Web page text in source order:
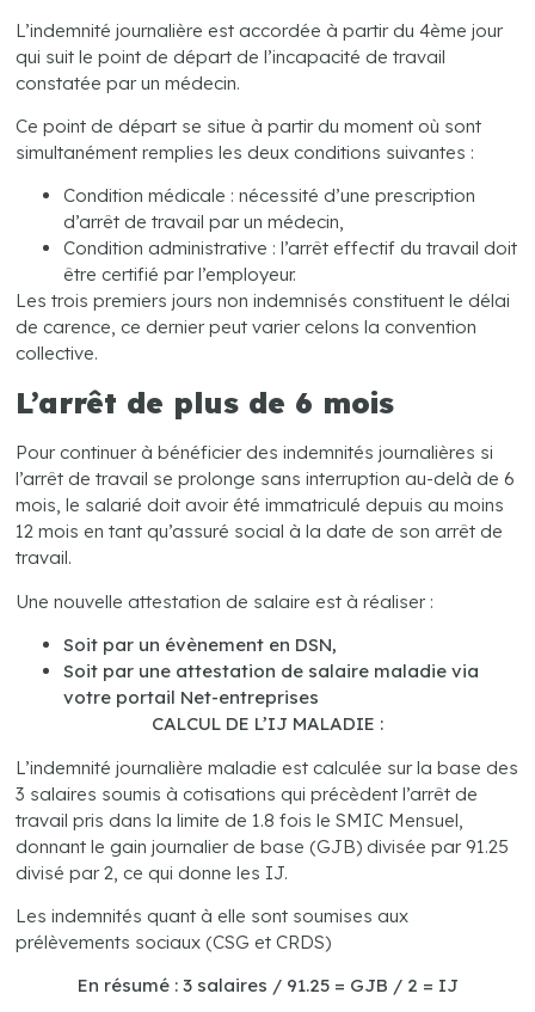
L’indemnité journalière est accordée à partir du 4ème jour
qui suit le point de départ de l’incapacité de travail
constatée par un médecin.
Ce point de départ se situe à partir du moment où sont
simultanément remplies les deux conditions suivantes :
Condition médicale : nécessité d’une prescription
d’arrêt de travail par un médecin,
Condition administrative : l’arrêt effectif du travail doit
être certifié par l’employeur.
Les trois premiers jours non indemnisés constituent le délai
de carence, ce dernier peut varier celons la convention
collective.
L’arrêt de plus de 6 mois
Pour continuer à bénéficier des indemnités journalières si
l’arrêt de travail se prolonge sans interruption au-delà de 6
mois, le salarié doit avoir été immatriculé depuis au moins
12 mois en tant qu’assuré social à la date de son arrêt de
travail.
Une nouvelle attestation de salaire est à réaliser :
Soit par un évènement en DSN,
Soit par une attestation de salaire maladie via
votre portail Net-entreprises
CALCUL DE L’IJ MALADIE :
L’indemnité journalière maladie est calculée sur la base des
3 salaires soumis à cotisations qui précèdent l’arrêt de
travail pris dans la limite de 1.8 fois le SMIC Mensuel,
donnant le gain journalier de base (GJB) divisée par 91.25
divisé par 2, ce qui donne les IJ.
Les indemnités quant à elle sont soumises aux
prélèvements sociaux (CSG et CRDS)
En résumé : 3 salaires / 91.25 = GJB / 2 = IJ